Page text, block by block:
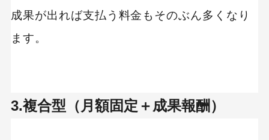
成果が出れば支払う料金もそのぶん多くなり
ます。
3.複合型（月額固定＋成果報酬）